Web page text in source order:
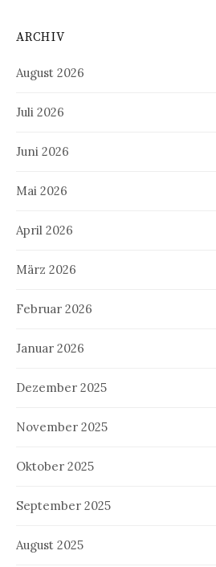
ARCHIV
August 2026
Juli 2026
Juni 2026
Mai 2026
April 2026
März 2026
Februar 2026
Januar 2026
Dezember 2025
November 2025
Oktober 2025
September 2025
August 2025